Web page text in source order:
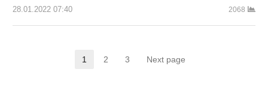
28.01.2022 07:40 2068
Страница
1 Страница
2 Страница
3 Next page